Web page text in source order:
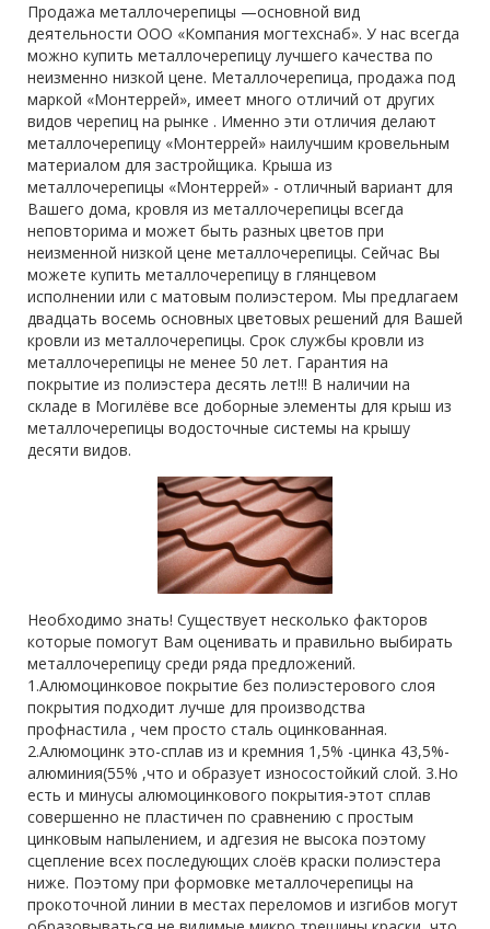
Продажа металлочерепицы —основной вид
деятельности ООО «Компания могтехснаб». У нас всегда
можно купить металлочерепицу лучшего качества по
неизменно низкой цене. Металлочерепица, продажа под
маркой «Монтеррей», имеет много отличий от других
видов черепиц на рынке . Именно эти отличия делают
металлочерепицу «Монтеррей» наилучшим кровельным
материалом для застройщика. Крыша из
металлочерепицы «Монтеррей» - отличный вариант для
Вашего дома, кровля из металлочерепицы всегда
неповторима и может быть разных цветов при
неизменной низкой цене металлочерепицы. Сейчас Вы
можете купить металлочерепицу в глянцевом
исполнении или с матовым полиэстером. Мы предлагаем
двадцать восемь основных цветовых решений для Вашей
кровли из металлочерепицы. Срок службы кровли из
металлочерепицы не менее 50 лет. Гарантия на
покрытие из полиэстера десять лет!!! В наличии на
складе в Могилёве все доборные элементы для крыш из
металлочерепицы водосточные системы на крышу
десяти видов.
Необходимо знать! Существует несколько факторов
которые помогут Вам оценивать и правильно выбирать
металлочерепицу среди ряда предложений.
1.Алюмоцинковое покрытие без полиэстерового слоя
покрытия подходит лучше для производства
профнастила , чем просто сталь оцинкованная.
2.Алюмоцинк это-сплав из и кремния 1,5% -цинка 43,5%-
алюминия(55% ,что и образует износостойкий слой. 3.Но
есть и минусы алюмоцинкового покрытия-этот сплав
совершенно не пластичен по сравнению с простым
цинковым напылением, и адгезия не высока поэтому
сцепление всех последующих слоёв краски полиэстера
ниже. Поэтому при формовке металлочерепицы на
прокоточной линии в местах переломов и изгибов могут